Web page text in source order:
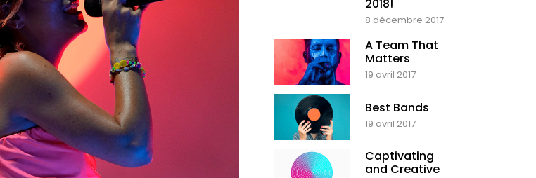
2018!
8 décembre 2017
A Team That
Matters
19 avril 2017
Best Bands
19 avril 2017
Captivating
and Creative